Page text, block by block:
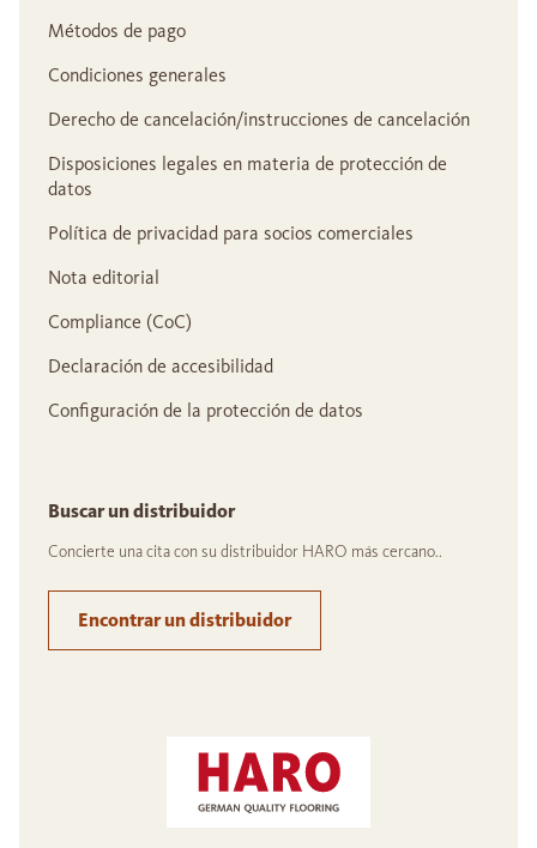
Métodos de pago
Condiciones generales
Derecho de cancelación/instrucciones de cancelación
Disposiciones legales en materia de protección de
datos
Política de privacidad para socios comerciales
Nota editorial
Compliance (CoC)
Declaración de accesibilidad
Configuración de la protección de datos
Buscar un distribuidor
Concierte una cita con su distribuidor HARO más cercano..
Encontrar un distribuidor